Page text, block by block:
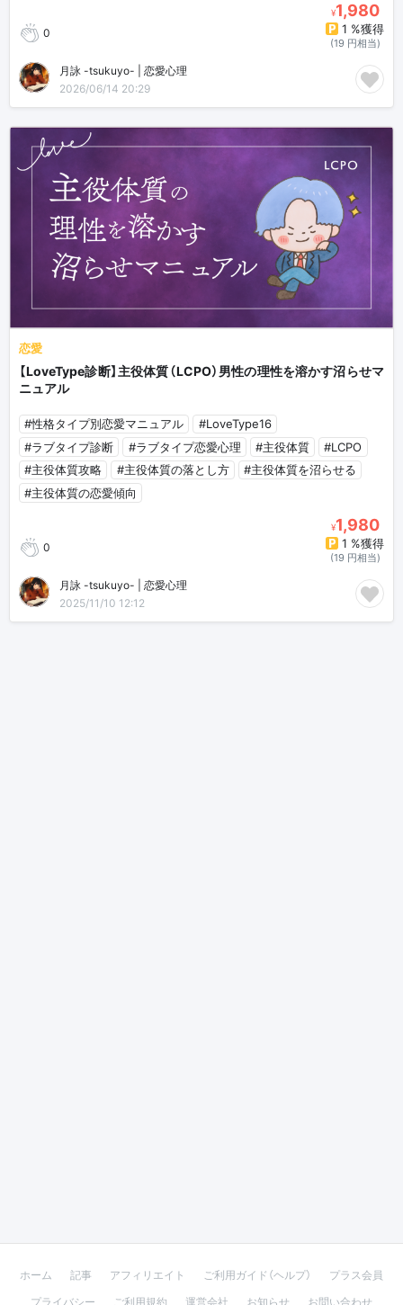
0
¥1,980
1 %獲得
(19 円相当)
月詠 -tsukuyo- | 恋愛心理
2026/06/14 20:29
恋愛
【LoveType診断】主役体質（LCPO）男性の理性を溶かす沼らせマ
ニュアル
#性格タイプ別恋愛マニュアル
#LoveType16
#ラブタイプ診断
#ラブタイプ恋愛心理 #主役体質
#LCPO
#主役体質攻略
#主役体質の落とし方
#主役体質を沼らせる
#主役体質の恋愛傾向
0
¥1,980
1 %獲得
(19 円相当)
月詠 -tsukuyo- | 恋愛心理
2025/11/10 12:12
ホーム 記事 アフィリエイト ご利用ガイド（ヘルプ）
プラス会員
プライバシー
ご利用規約 運営会社 お知らせ お問い合わせ